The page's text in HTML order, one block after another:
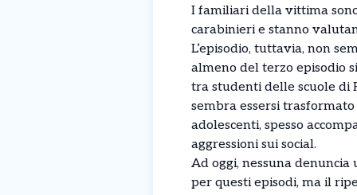
I familiari della vittima
carabinieri e stanno
L’episodio, tuttavia, non
almeno del terzo episodio
tra studenti delle scuole di
sembra essersi
adolescenti, spesso
aggressioni sui social.
Ad oggi, nessuna
per questi episodi, ma il